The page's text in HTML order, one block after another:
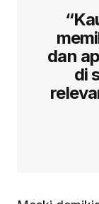
dan
di